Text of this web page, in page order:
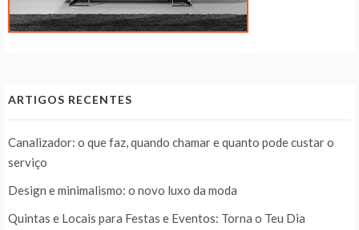
ARTIGOS RECENTES
Canalizador: o que faz, quando chamar e quanto pode custar o
serviço
Design e minimalismo: o novo luxo da moda
Quintas e Locais para Festas e Eventos: Torna o Teu Dia